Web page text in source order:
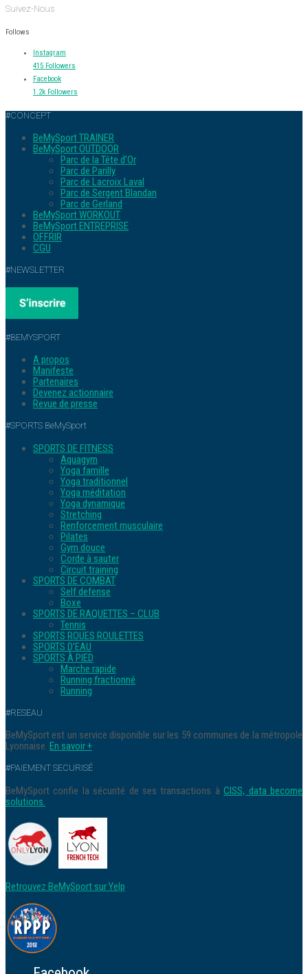
Suivez-Nous
Follows
Instagram
415 Followers
Facebook
1.2k Followers
#CONCEPT
BeMySport TRAINER
BeMySport OUTDOOR
Parc de la Tête d’Or
Parc de Parilly
Parc de Lacroix Laval
Parc de Sergent Blandan
Parc de Gerland
BeMySport WORKOUT
BeMySport ENTREPRISE
OFFRIR
CGU
#NEWSLETTER
#BEMYSPORT
A propos
Manifeste
Partenaires
Devenez actionnaire
Revue de presse
#SPORTS BeMySport
SPORTS DE FITNESS
Aquagym
Yoga famille
Yoga traditionnel
Yoga méditation
Yoga dynamique
Stretching
Renforcement musculaire
Pilates
Gym douce
Corde à sauter
Circuit training
SPORTS DE COMBAT
Self defense
Boxe
SPORTS DE RAQUETTES – CLUB
Tennis
SPORTS ROUES ROULETTES
SPORTS D’EAU
SPORTS À PIED
Marche rapide
Running fractionné
Running
#RESEAU
BeMySport est un service disponible sur les 59 communes de la métropole
Lyonnaise. En savoir +
#PAIEMENT SECURISÉ
BeMySport confie la sécurité de ses transactions àCISS, data become
solutions.
Retrouvez BeMySport sur Yelp